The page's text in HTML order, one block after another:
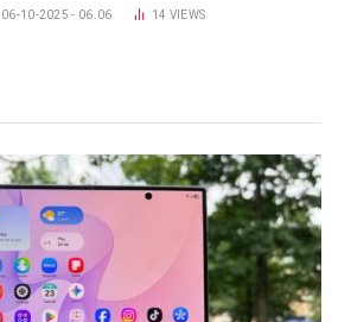
06-10-2025 - 06.06 14 VIEWS